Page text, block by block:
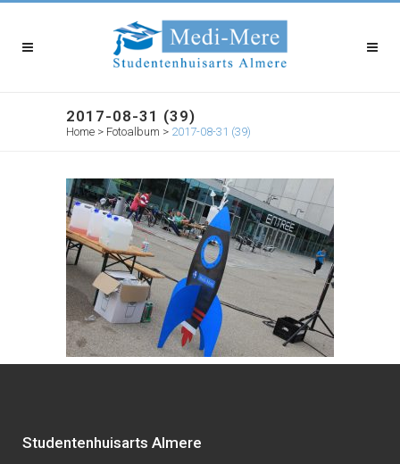
2017-08-31 (39)
Home > Fotoalbum > 2017-08-31 (39)
Studentenhuisarts Almere